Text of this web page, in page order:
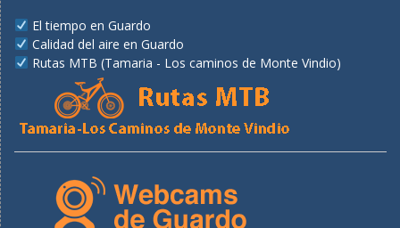
El tiempo en Guardo
Calidad del aire en Guardo
Rutas MTB (Tamaria - Los caminos de Monte Vindio)